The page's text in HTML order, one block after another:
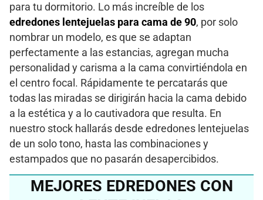
para tu dormitorio. Lo más increíble de los
edredones lentejuelas para cama de 90, por solo
nombrar un modelo, es que se adaptan
perfectamente a las estancias, agregan mucha
personalidad y carisma a la cama convirtiéndola en
el centro focal. Rápidamente te percatarás que
todas las miradas se dirigirán hacia la cama debido
a la estética y a lo cautivadora que resulta. En
nuestro stock hallarás desde edredones lentejuelas
de un solo tono, hasta las combinaciones y
estampados que no pasarán desapercibidos.
MEJORES EDREDONES CON